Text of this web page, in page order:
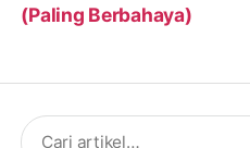
(Paling Berbahaya)
Search